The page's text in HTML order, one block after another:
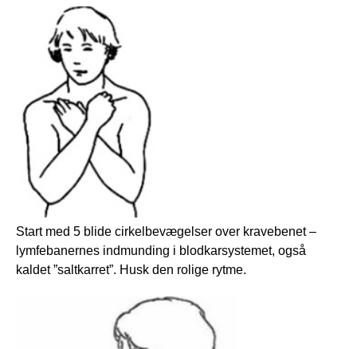
Start med 5 blide cirkelbevægelser over kravebenet –
lymfebanernes indmunding i blodkarsystemet, også
kaldet ”saltkarret”. Husk den rolige rytme.